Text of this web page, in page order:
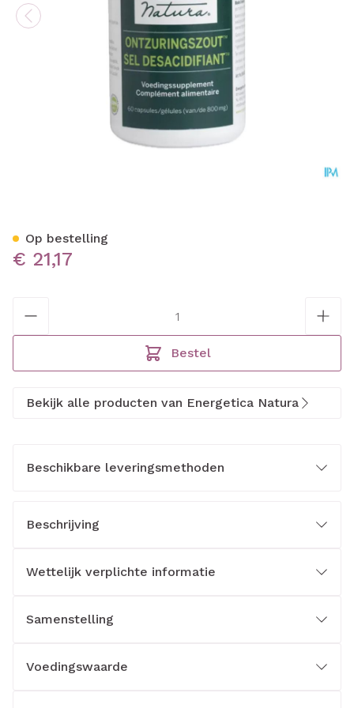
€ 21,17
Bestel
Op bestelling
Bekijk alle producten van Energetica Natura
Beschikbare leveringsmethoden
Beschrijving
Wettelijk verplichte informatie
Samenstelling
Voedingswaarde